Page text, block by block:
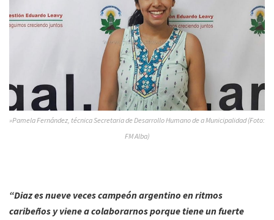
»Pamela Fernández, técnica Secretaria de Desarrollo Humano de a Municipalidad (Foto:
FM Alba)
“Diaz es nueve veces campeón argentino en ritmos
caribeños y viene a colaborarnos porque tiene un fuerte